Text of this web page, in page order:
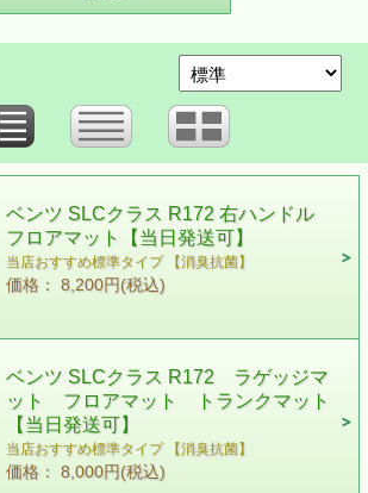
ベンツ SLCクラス R172 右ハンドル
フロアマット【当日発送可】
当店おすすめ標準タイプ 【消臭抗菌】
価格： 8,200円(税込)
ベンツ SLCクラス R172 ラゲッジマ
ット フロアマット トランクマット
【当日発送可】
当店おすすめ標準タイプ 【消臭抗菌】
価格： 8,000円(税込)